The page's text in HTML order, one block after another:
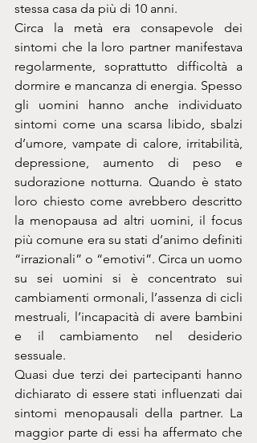
stessa casa da più di 10 anni.
Circa la metà era consapevole dei
sintomi che la loro partner manifestava
regolarmente, soprattutto difficoltà a
dormire e mancanza di energia. Spesso
gli uomini hanno anche individuato
sintomi come una scarsa libido, sbalzi
d’umore, vampate di calore, irritabilità,
depressione, aumento di peso e
sudorazione notturna. Quando è stato
loro chiesto come avrebbero descritto
la menopausa ad altri uomini, il focus
più comune era su stati d’animo definiti
“irrazionali” o “emotivi”. Circa un uomo
su sei uomini si è concentrato sui
cambiamenti ormonali, l’assenza di cicli
mestruali, l’incapacità di avere bambini
e il cambiamento nel desiderio
sessuale.
Quasi due terzi dei partecipanti hanno
dichiarato di essere stati influenzati dai
sintomi menopausali della partner. La
maggior parte di essi ha affermato che